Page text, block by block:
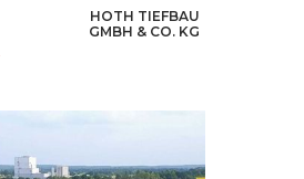
HOTH TIEFBAU
GMBH & CO. KG